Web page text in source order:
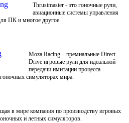
Thrustmaster - это гоночные рули,
авиационные системы управления
ПК и многое другое.
Moza Racing – премиальные Direct
Drive игровые рули для идеальной
передачи имитации процесса
симуляторах мира.
в мире компания по производству игровых
и летных симуляторов.